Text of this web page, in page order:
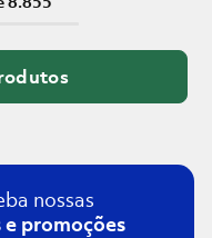
nossas
promoções